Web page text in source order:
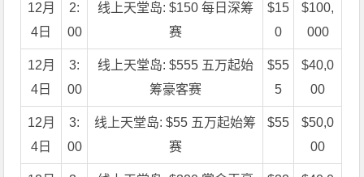
12月
4日
2:
00
线上天堂岛: $150 每日深筹
赛
$15
0
$100,
000
12月
4日
3:
00
线上天堂岛: $555 五万起始
筹豪客赛
$55
5
$40,0
00
12月
4日
3:
00
线上天堂岛: $55 五万起始筹
赛
$55
$50,0
00